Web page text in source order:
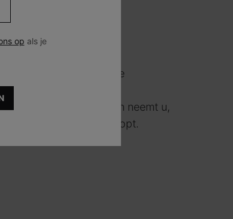
lijst van geautoriseerde
geen enkele
de koper. Bovendien neemt u,
u namaakproducten koopt.
op als je